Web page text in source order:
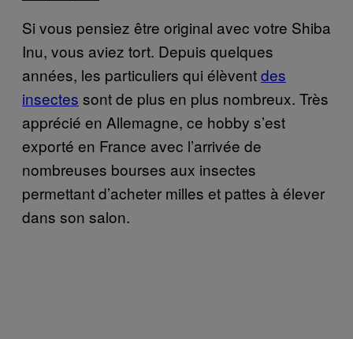
Si vous pensiez être original avec votre Shiba
Inu, vous aviez tort. Depuis quelques
années, les particuliers qui élèventdes
insectes sont de plus en plus nombreux. Très
apprécié en Allemagne, ce hobby s’est
exporté en France avec l’arrivée de
nombreuses bourses aux insectes
permettant d’acheter milles et pattes à élever
dans son salon.